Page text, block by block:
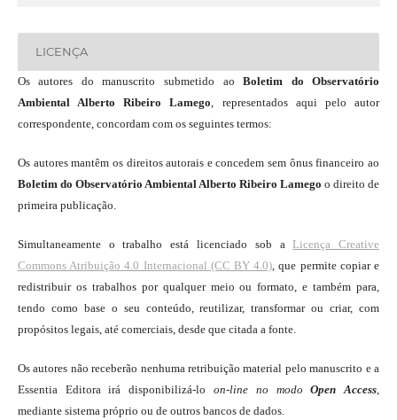
LICENÇA
Os autores do manuscrito submetido aoBoletim do Observatório
Ambiental Alberto Ribeiro Lamego , representados aqui pelo autor
correspondente, concordam com os seguintes termos:
Os autores mantêm os direitos autorais e concedem sem ônus financeiro ao
Boletim do Observatório Ambiental Alberto Ribeiro Lamegoo direito de
primeira publicação.
Simultaneamente o trabalho está licenciado sob a Licença Creative
Commons Atribuição 4.0 Internacional (CC BY 4.0) , que permite copiar e
redistribuir os trabalhos por qualquer meio ou formato, e também para,
tendo como base o seu conteúdo, reutilizar, transformar ou criar, com
propósitos legais, até comerciais, desde que citada a fonte.
Os autores não receberão nenhuma retribuição material pelo manuscrito e a
Essentia Editora irá disponibilizá-lo on-line no modo Open Access
mediante sistema próprio ou de outros bancos de dados.